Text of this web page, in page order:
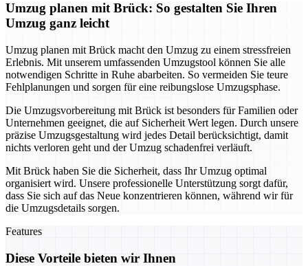
Umzug planen mit Brück: So gestalten Sie Ihren
Umzug ganz leicht
Umzug planen mit Brück macht den Umzug zu einem stressfreien
Erlebnis. Mit unserem umfassenden Umzugstool können Sie alle
notwendigen Schritte in Ruhe abarbeiten. So vermeiden Sie teure
Fehlplanungen und sorgen für eine reibungslose Umzugsphase.
Die Umzugsvorbereitung mit Brück ist besonders für Familien oder
Unternehmen geeignet, die auf Sicherheit Wert legen. Durch unsere
präzise Umzugsgestaltung wird jedes Detail berücksichtigt, damit
nichts verloren geht und der Umzug schadenfrei verläuft.
Mit Brück haben Sie die Sicherheit, dass Ihr Umzug optimal
organisiert wird. Unsere professionelle Unterstützung sorgt dafür,
dass Sie sich auf das Neue konzentrieren können, während wir für
die Umzugsdetails sorgen.
Features
Diese Vorteile bieten wir Ihnen